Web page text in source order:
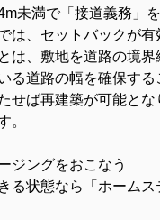
未満で「接道義務」
は、セットバックが有
は、敷地を道路の境
る道路の幅を確保する
せば再建築が可能とな
。
ジングをおこなう
る状態なら「ホームス